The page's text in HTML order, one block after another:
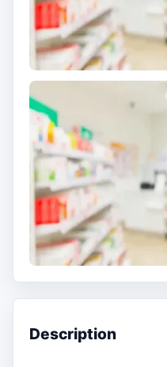
Description